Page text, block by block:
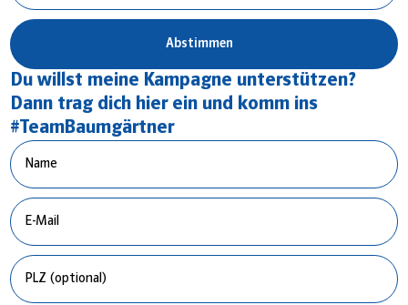
Abstimmen
Du willst meine Kampagne unterstützen?
Dann trag dich hier ein und komm ins
#TeamBaumgärtner